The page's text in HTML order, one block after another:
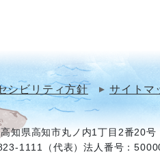
シビリティ方針 サイトマ
高知県高知市丸ノ内1丁目2番20号
1111（代表）法人番号：